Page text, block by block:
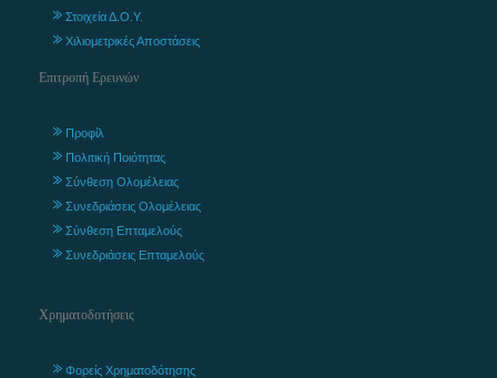
Στοιχεία Δ.Ο.Υ.
Χιλιομετρικές Αποστάσεις
Επιτροπή Ερευνών
Προφίλ
Πολιτική Ποιότητας
Σύνθεση Ολομέλειας
Συνεδριάσεις Ολομέλειας
Σύνθεση Επταμελούς
Συνεδριάσεις Επταμελούς
Χρηματοδοτήσεις
Φορείς Χρηματοδότησης